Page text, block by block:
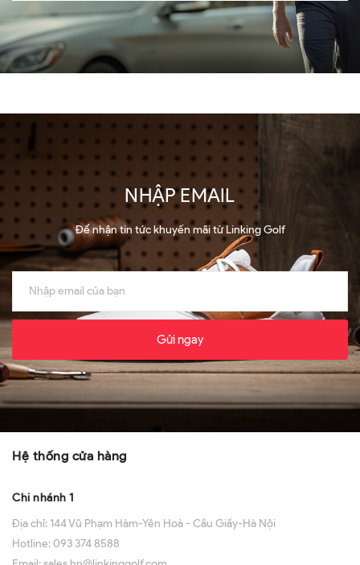
NHẬP EMAIL
Để nhận tin tức khuyến mãi từ Linking Golf
Gửi ngay
Hệ thống cửa hàng
Chi nhánh 1
Địa chỉ: 144 Vũ Phạm Hàm-Yên Hoà - Cầu Giấy-Hà Nội
Hotline:093 374 8588